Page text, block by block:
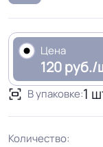
Цена
120 руб./
В упаковке:1
Количество: